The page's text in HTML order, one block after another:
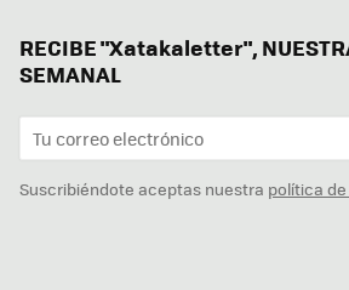
RECIBE "Xatakaletter",
SEMANAL
Suscribiéndote aceptas nuestra política